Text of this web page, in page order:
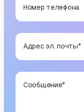
Номер телефона
Адрес эл. почты*
Сообщение*